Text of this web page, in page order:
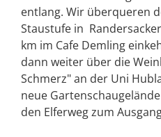
entlang. Wir überqueren
Staustufe in
km im Cafe Demling
dann weiter über die
Schmerz" an der Uni
neue
den Elferweg zum